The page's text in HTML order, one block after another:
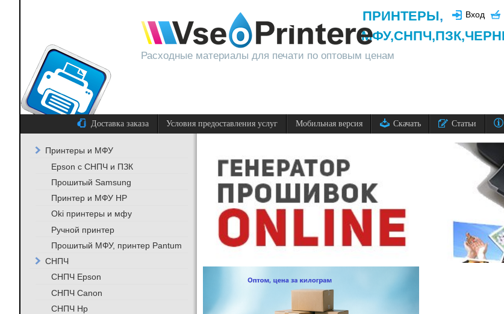
Расходные материалы для печати по оптовым ценам
Вход
ПРИНТЕРЫ,
МФУ,СНПЧ,ПЗК,
Доставка заказа Условия предоставления услуг Мобильная версия Скачать Статьи
Принтеры и МФУ
Epson с СНПЧ и ПЗК
Прошитый Samsung
Принтер и МФУ HP
Oki принтеры и мфу
Ручной принтер
Прошитый МФУ, принтер Pantum
СНПЧ
СНПЧ Epson
СНПЧ Canon
СНПЧ Hp